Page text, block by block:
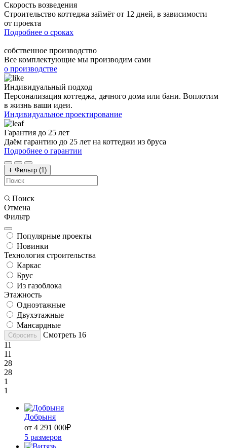
Скорость возведения
Строительство коттеджа займёт от 12 дней, в зависимости
от проекта
Подробнее о сроках
собственное производство
Все комплектующие мы производим сами
о производстве
Индивидуальный подход
Персонализация коттеджа, дачного дома или бани. Воплотим
в жизнь ваши идеи.
Индивидуальное проектирование
Гарантия до 25 лет
Даём гарантию до 25 лет на коттеджи из бруса
Подробнее о гарантии
Фильтр (1)
Поиск
Отмена
Фильтр
Популярные проекты
Новинки
Технология строительства
Каркас
Брус
Из газоблока
Этажность
Одноэтажные
Двухэтажные
Мансардные
Сбросить Смотреть 16
11
11
28
28
1
1
Добрыня
от 4 291 000₽
5 размеров